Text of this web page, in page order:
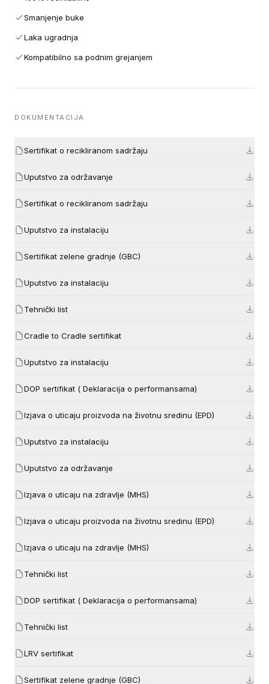
Smanjenje buke
Laka ugradnja
Kompatibilno sa podnim grejanjem
DOKUMENTACIJA
Sertifikat o recikliranom sadržaju
Uputstvo za održavanje
Sertifikat o recikliranom sadržaju
Uputstvo za instalaciju
Sertifikat zelene gradnje (GBC)
Uputstvo za instalaciju
Tehnički list
Cradle to Cradle sertifikat
Uputstvo za instalaciju
DOP sertifikat ( Deklaracija o performansama)
Izjava o uticaju proizvoda na životnu sredinu (EPD)
Uputstvo za instalaciju
Uputstvo za održavanje
Izjava o uticaju na zdravlje (MHS)
Izjava o uticaju proizvoda na životnu sredinu (EPD)
Izjava o uticaju na zdravlje (MHS)
Tehnički list
DOP sertifikat ( Deklaracija o performansama)
Tehnički list
LRV sertifikat
Sertifikat zelene gradnje (GBC)